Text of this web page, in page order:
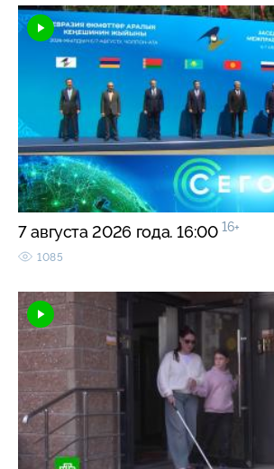
7 августа 2026 года. 16:00 16+
1085